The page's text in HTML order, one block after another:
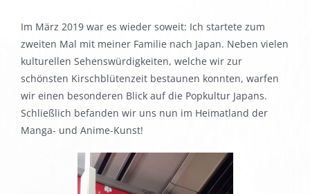
Im März 2019 war es wieder soweit: Ich startete zum
zweiten Mal mit meiner Familie nach Japan. Neben vielen
kulturellen Sehenswürdigkeiten, welche wir zur
schönsten Kirschblütenzeit bestaunen konnten, warfen
wir einen besonderen Blick auf die Popkultur Japans.
Schließlich befanden wir uns nun im Heimatland der
Manga- und Anime-Kunst!